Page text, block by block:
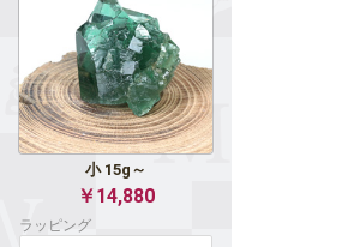
小 15g～
￥14,880
ラッピング